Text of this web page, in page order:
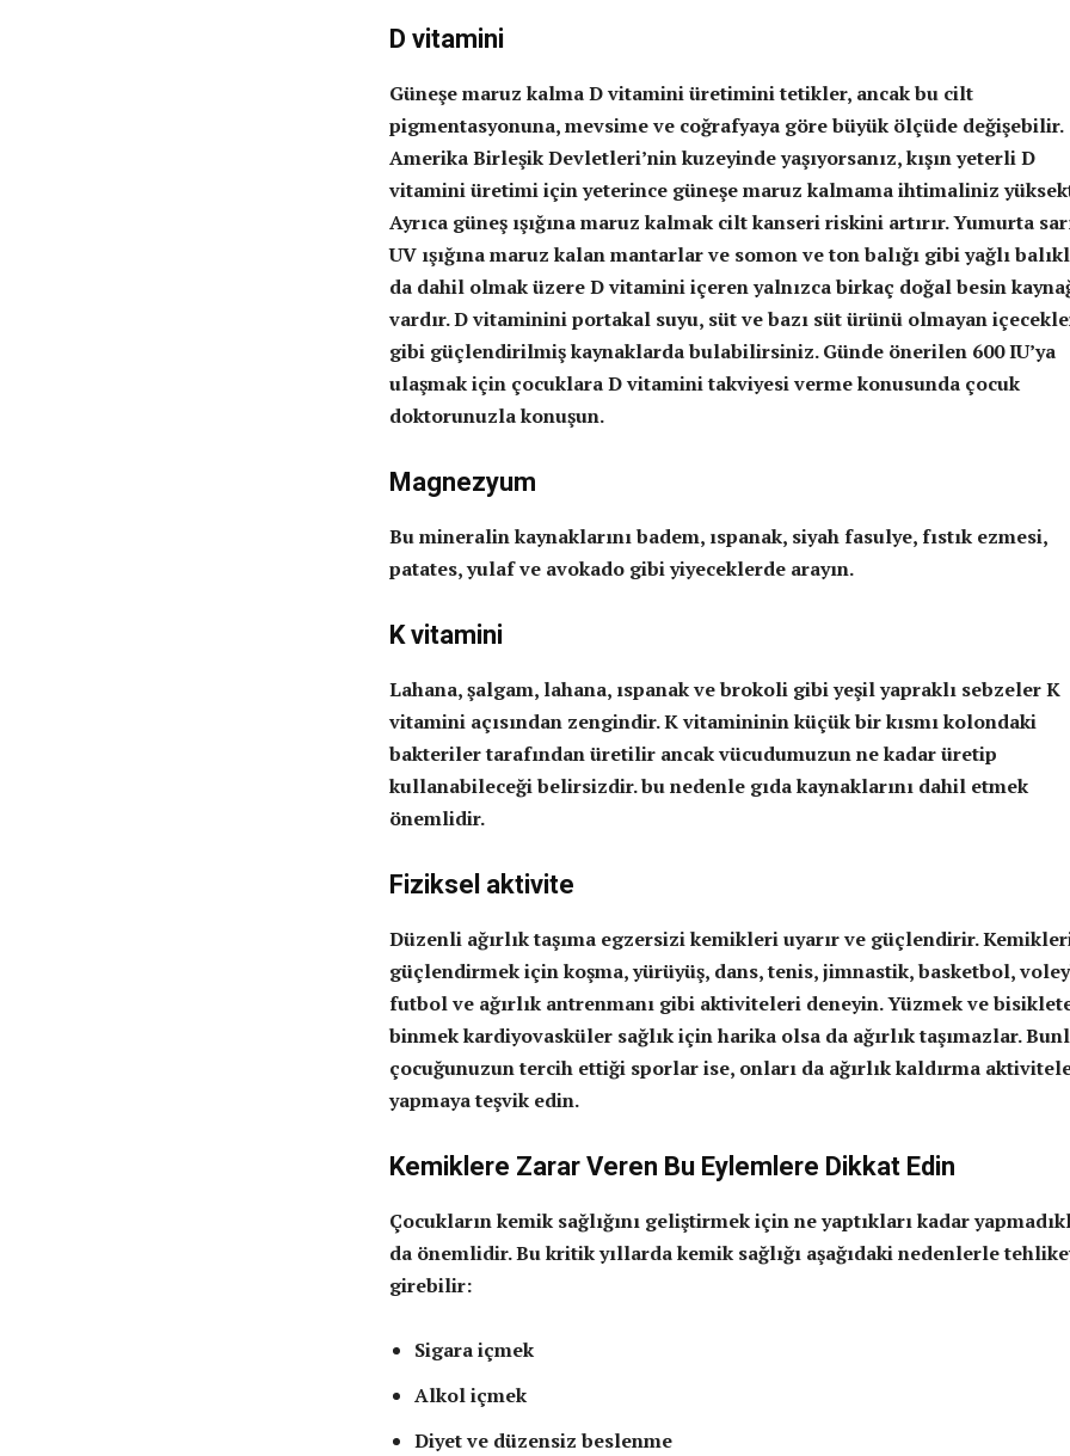
D vitamini
Güneşe maruz kalma D vitamini üretimini tetikler, ancak bu cilt
pigmentasyonuna, mevsime ve coğrafyaya göre büyük ölçüde değişebilir.
Amerika Birleşik Devletleri’nin kuzeyinde yaşıyorsanız, kışın yeterli D
vitamini üretimi için yeterince güneşe maruz kalmama ihtimaliniz
Ayrıca güneş ışığına maruz kalmak cilt kanseri riskini artırır. Yumurta
UV ışığına maruz kalan mantarlar ve somon ve ton balığı gibi yağlı
da dahil olmak üzere D vitamini içeren yalnızca birkaç doğal besin
vardır. D vitaminini portakal suyu, süt ve bazı süt ürünü olmayan
gibi güçlendirilmiş kaynaklarda bulabilirsiniz. Günde önerilen 600 IU’ya
ulaşmak için çocuklara D vitamini takviyesi verme konusunda çocuk
doktorunuzla konuşun.
Magnezyum
Bu mineralin kaynaklarını badem, ıspanak, siyah fasulye, fıstık ezmesi,
patates, yulaf ve avokado gibi yiyeceklerde arayın.
K vitamini
Lahana, şalgam, lahana, ıspanak ve brokoli gibi yeşil yapraklı sebzeler K
vitamini açısından zengindir. K vitamininin küçük bir kısmı kolondaki
bakteriler tarafından üretilir ancak vücudumuzun ne kadar üretip
kullanabileceği belirsizdir. bu nedenle gıda kaynaklarını dahil etmek
önemlidir.
Fiziksel aktivite
Düzenli ağırlık taşıma egzersizi kemikleri uyarır ve güçlendirir.
güçlendirmek için koşma, yürüyüş, dans, tenis, jimnastik, basketbol,
futbol ve ağırlık antrenmanı gibi aktiviteleri deneyin. Yüzmek ve
binmek kardiyovasküler sağlık için harika olsa da ağırlık taşımazlar.
çocuğunuzun tercih ettiği sporlar ise, onları da ağırlık kaldırma
yapmaya teşvik edin.
Kemiklere Zarar Veren Bu Eylemlere Dikkat Edin
Çocukların kemik sağlığını geliştirmek için ne yaptıkları kadar
da önemlidir. Bu kritik yıllarda kemik sağlığı aşağıdaki nedenlerle
girebilir:
Sigara içmek
Alkol içmek
Diyet ve düzensiz beslenme